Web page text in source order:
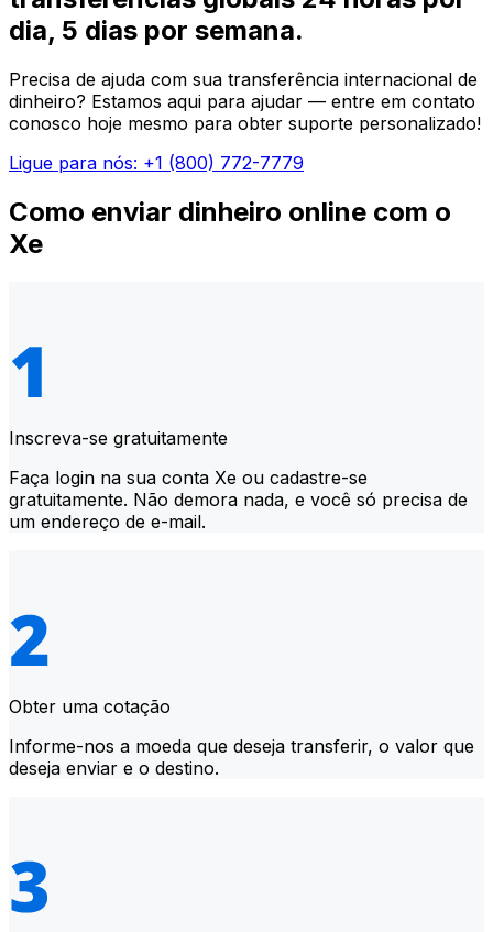
dia, 5 dias por semana.
Precisa de ajuda com sua transferência internacional de
dinheiro? Estamos aqui para ajudar — entre em contato
conosco hoje mesmo para obter suporte personalizado!
Ligue para nós: +1 (800) 772-7779
Como enviar dinheiro online com o
Xe
Inscreva-se gratuitamente
Faça login na sua conta Xe ou cadastre-se
gratuitamente. Não demora nada, e você só precisa de
um endereço de e-mail.
Obter uma cotação
Informe-nos a moeda que deseja transferir, o valor que
deseja enviar e o destino.